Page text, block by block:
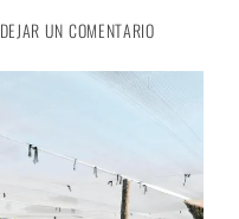
DEJAR UN COMENTARIO